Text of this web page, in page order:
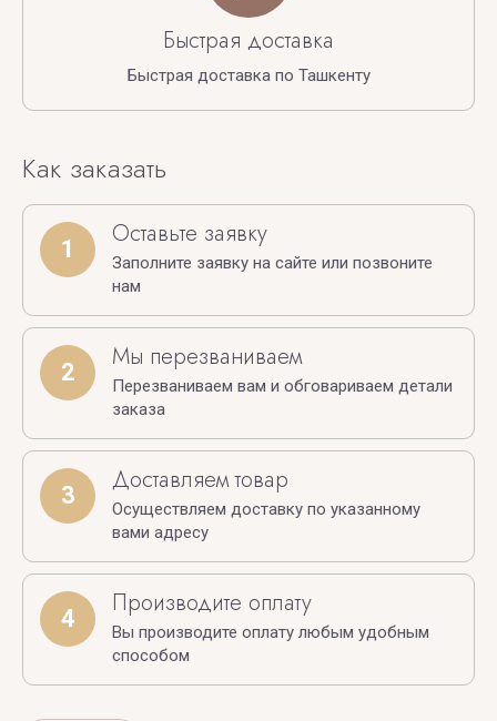
Быстрая доставка
Быстрая доставка по Ташкенту
Как заказать
1 Оставьте заявку
Заполните заявку на сайте или позвоните
нам
2 Мы перезваниваем
Перезваниваем вам и обговариваем детали
заказа
3 Доставляем товар
Осуществляем доставку по указанному
вами адресу
4 Производите оплату
Вы производите оплату любым удобным
способом